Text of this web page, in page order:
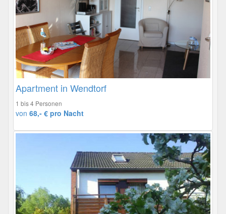
Apartment in Wendtorf
1 bis 4 Personen
von 68,- € pro Nacht